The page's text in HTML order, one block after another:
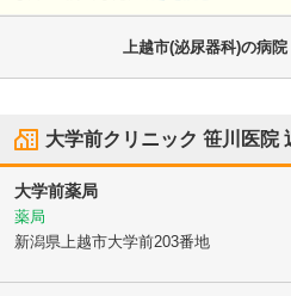
上越市(泌尿器科)の病
大学前クリニック 笹川医院
大学前薬局
薬局
新潟県上越市大学前203番地